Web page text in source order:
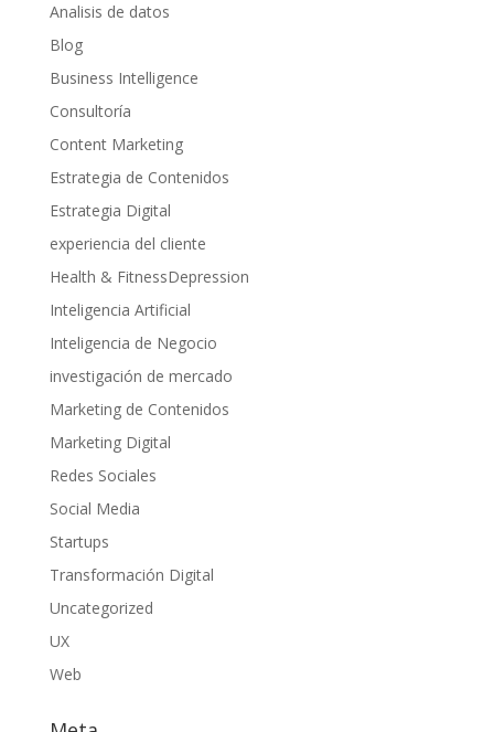
Analisis de datos
Blog
Business Intelligence
Consultoría
Content Marketing
Estrategia de Contenidos
Estrategia Digital
experiencia del cliente
Health & FitnessDepression
Inteligencia Artificial
Inteligencia de Negocio
investigación de mercado
Marketing de Contenidos
Marketing Digital
Redes Sociales
Social Media
Startups
Transformación Digital
Uncategorized
UX
Web